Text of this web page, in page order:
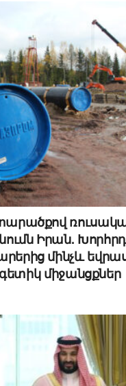
Իրան.
մինչև
միջանցքներ